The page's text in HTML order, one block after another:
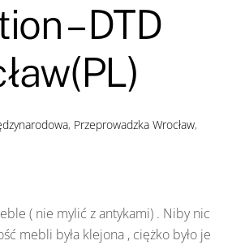
– DTD
, Przeprowadzka Wrocław,
( nie mylić z antykami) . Niby nic
mebli była klejona , ciężko było je